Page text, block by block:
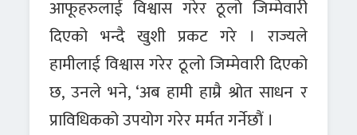
आफूहरुलाई विश्वास गरेर ठूलो जिम्मेवारी
दिएको भन्दै खुशी प्रकट गरे । राज्यले
हामीलाई विश्वास गरेर ठूलो जिम्मेवारी दिएको
छ, उनले भने, ‘अब हामी हाम्रै श्रोत साधन र
प्राविधिकको उपयोग गरेर मर्मत गर्नेछौं ।